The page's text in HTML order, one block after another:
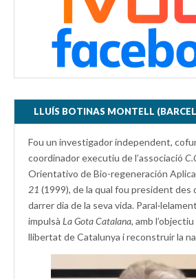
LLUÍS BOTINAS MONTELL
Fou un investigador independent,
coordinador executiu de l’associació
Orientativo de Bio-regeneración
21 (1999), de la qual fou president des
darrer dia de la seva vida.
impulsà La Gota Catalana, amb
llibertat de Catalunya i reconstruir la